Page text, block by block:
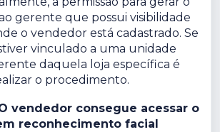
gerente que possui visibilidade
o vendedor está cadastrado. Se
vinculado a uma unidade
daquela loja específica é
o procedimento.
vendedor consegue acessar o
reconhecimento facial